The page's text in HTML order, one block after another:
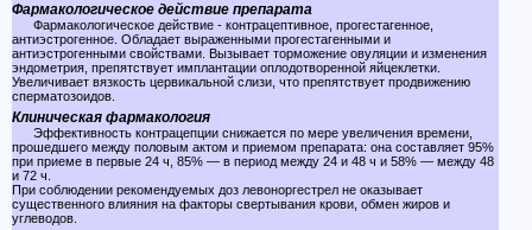
Фармакологическое действие препарата
Фармакологическое действие - контрацептивное, прогестагенное,
антиэстрогенное. Обладает выраженными прогестагенными и
антиэстрогенными свойствами. Вызывает торможение овуляции и изменения
эндометрия, препятствует имплантации оплодотворенной яйцеклетки.
Увеличивает вязкость цервикальной слизи, что препятствует продвижению
сперматозоидов.
Клиническая фармакология
Эффективность контрацепции снижается по мере увеличения времени,
прошедшего между половым актом и приемом препарата: она составляет 95%
при приеме в первые 24 ч, 85% — в период между 24 и 48 ч и 58% — между 48
и 72 ч.
При соблюдении рекомендуемых доз левоноргестрел не оказывает
существенного влияния на факторы свертывания крови, обмен жиров и
углеводов.